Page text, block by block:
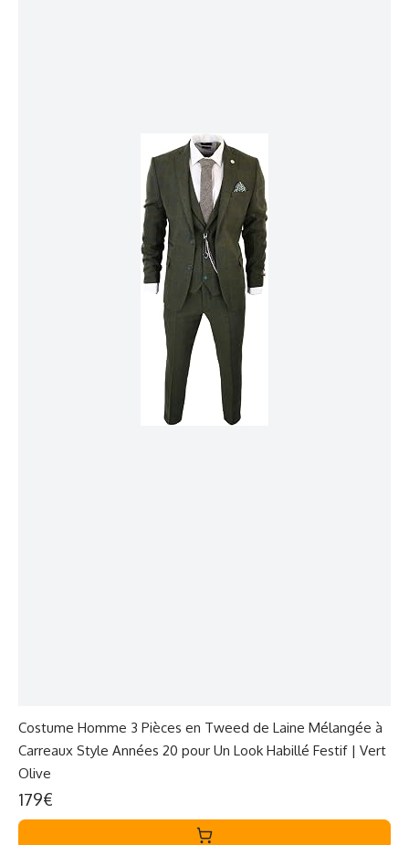
Costume Homme 3 Pièces en Tweed de Laine Mélangée à
Carreaux Style Années 20 pour Un Look Habillé Festif | Vert
Olive
179€